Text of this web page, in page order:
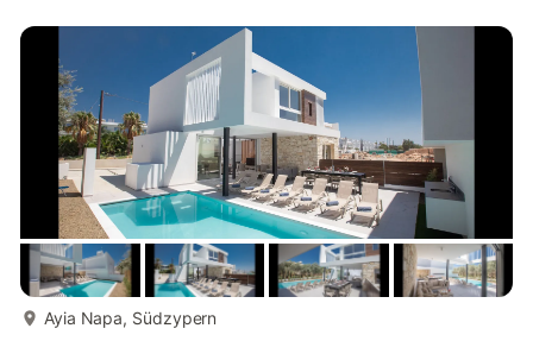
Ayia Napa, Südzypern